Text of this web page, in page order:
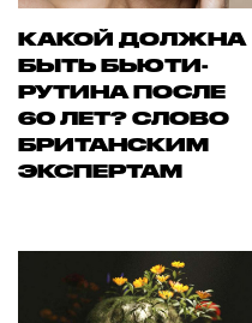
КАКОЙ ДОЛЖНА
БЫТЬ БЬЮТИ-
РУТИНА ПОСЛЕ
60 ЛЕТ? СЛОВО
БРИТАНСКИМ
ЭКСПЕРТАМ